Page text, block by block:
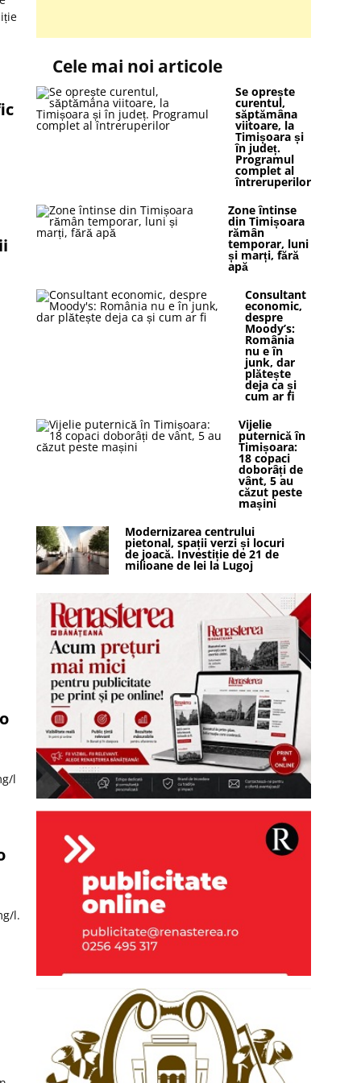
l
l.
Cele mai noi articole
Se oprește
curentul,
săptămâna
viitoare, la
Timișoara și
în județ.
Programul
complet al
întreruperilor
Zone întinse
din Timișoara
rămân
temporar, luni
și marți, fără
apă
Consultant
economic,
despre
Moody’s:
România
nu e în
junk, dar
plătește
deja ca și
cum ar fi
Vijelie
puternică în
Timișoara:
18 copaci
doborâți de
vânt, 5 au
căzut peste
mașini
Modernizarea centrului
pietonal, spații verzi și locuri
de joacă. Investiție de 21 de
milioane de lei la Lugoj